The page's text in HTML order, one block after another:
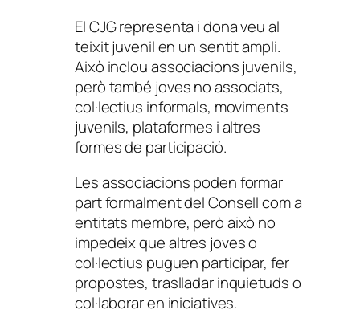
El CJG representa i dona veu al
teixit juvenil en un sentit ampli.
Això inclou associacions juvenils,
però també joves no associats,
col·lectius informals, moviments
juvenils, plataformes i altres
formes de participació.
Les associacions poden formar
part formalment del Consell com a
entitats membre, però això no
impedeix que altres joves o
col·lectius puguen participar, fer
propostes, traslladar inquietuds o
col·laborar en iniciatives.